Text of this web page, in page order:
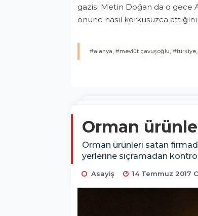
gazisi Metin Doğan da o gece
önüne nasıl korkusuzca
#alanya, #mevlüt çavuşoğlu, #türkiye,
Orman
Orman ürünleri satan
yerlerine sıçramadan kontrol
Asayiş 14 Temmuz 2017